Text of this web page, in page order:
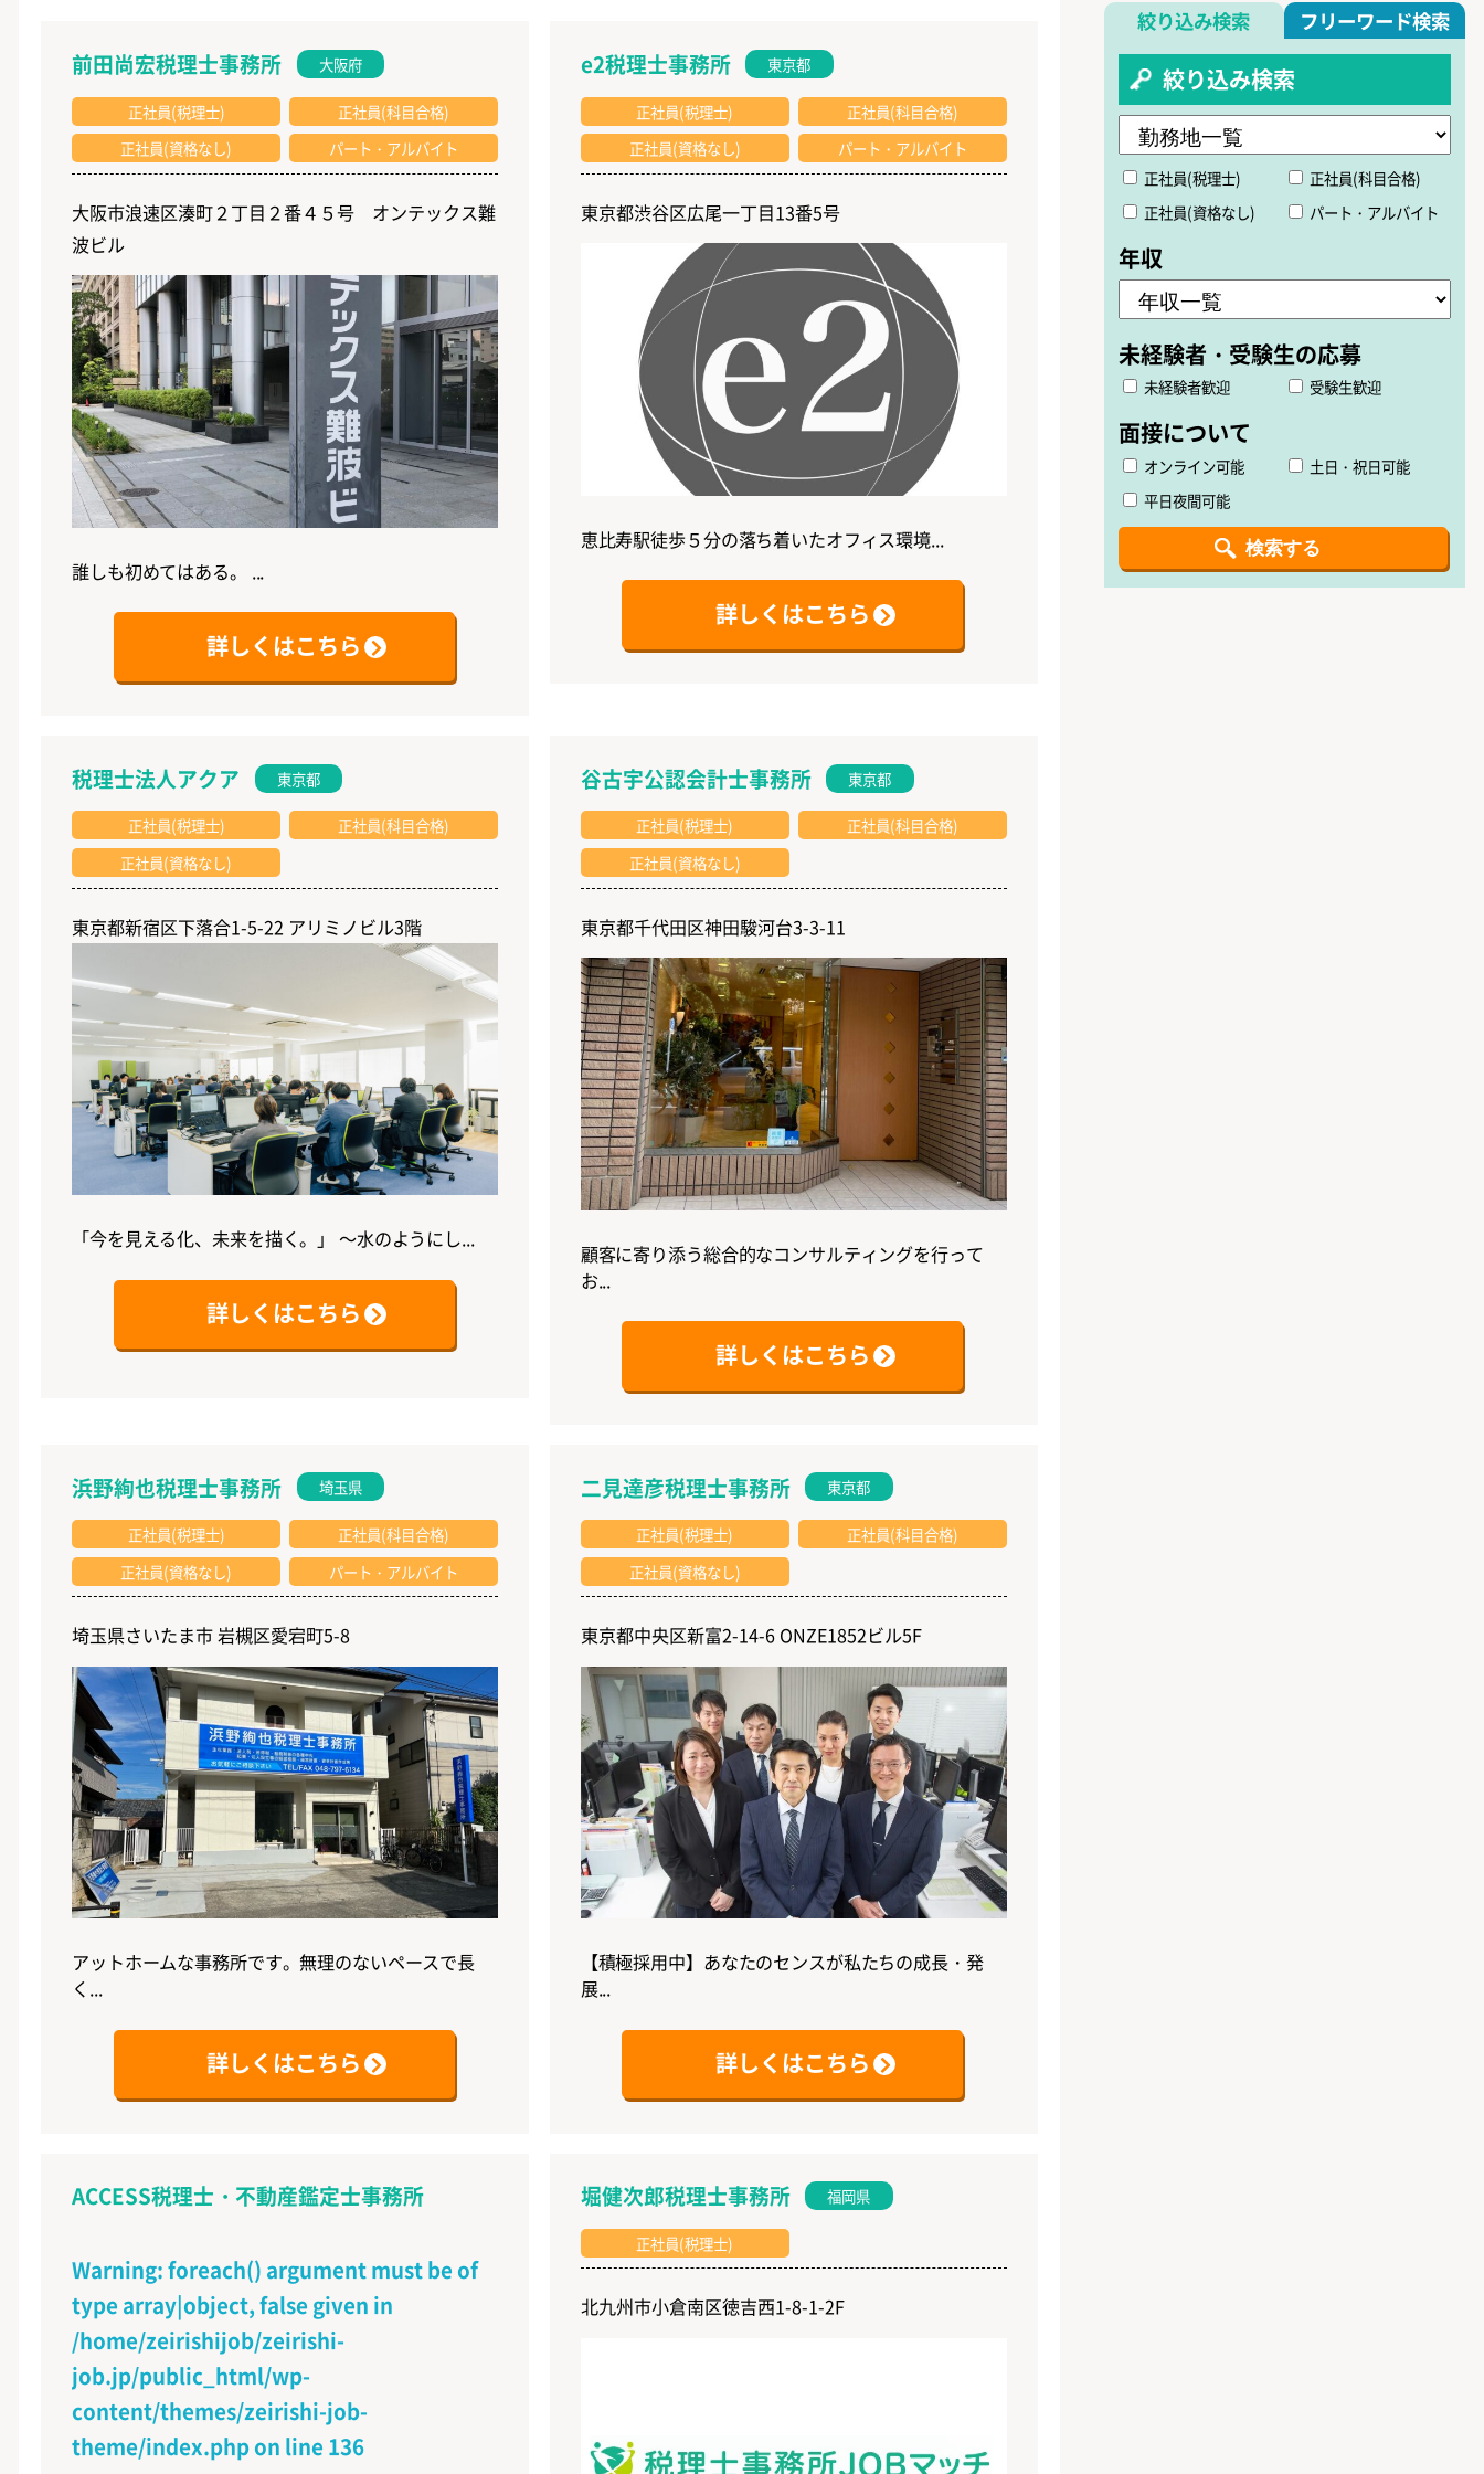
前田尚宏税理士事務所 大阪府
正社員(税理士)
正社員(科目合格)
正社員(資格なし)
パート・アルバイト
大阪市浪速区湊町２丁目２番４５号 オンテックス難
波ビル
誰しも初めてはある。 ...
詳しくはこちら
e2税理士事務所 東京都
正社員(税理士)
正社員(科目合格)
正社員(資格なし)
パート・アルバイト
東京都渋谷区広尾一丁目13番5号
恵比寿駅徒歩５分の落ち着いたオフィス環境...
詳しくはこちら
税理士法人アクア 東京都
正社員(税理士)
正社員(科目合格)
正社員(資格なし)
東京都新宿区下落合1-5-22 アリミノビル3階
「今を見える化、未来を描く。」 ～水のようにし...
詳しくはこちら
谷古宇公認会計士事務所 東京都
正社員(税理士)
正社員(科目合格)
正社員(資格なし)
東京都千代田区神田駿河台3-3-11
顧客に寄り添う総合的なコンサルティングを行って
お...
詳しくはこちら
浜野絢也税理士事務所 埼玉県
正社員(税理士)
正社員(科目合格)
正社員(資格なし)
パート・アルバイト
埼玉県さいたま市 岩槻区愛宕町5-8
アットホームな事務所です。無理のないペースで長
く...
詳しくはこちら
二見達彦税理士事務所 東京都
正社員(税理士)
正社員(科目合格)
正社員(資格なし)
東京都中央区新富2-14-6 ONZE1852ビル5F
【積極採用中】あなたのセンスが私たちの成長・発
展...
詳しくはこちら
ACCESS税理士・不動産鑑定士事務所
Warning: foreach() argument must be of
type array|object, false given in
/home/zeirishijob/zeirishi-
job.jp/public_html/wp-
content/themes/zeirishi-job-
theme/index.phpon line 136
堀健次郎税理士事務所 福岡県
正社員(税理士)
北九州市小倉南区徳吉西1-8-1-2F
絞り込み検索 フリーワード検索
絞り込み検索
正社員(税理士)
正社員(科目合格)
正社員(資格なし)
パート・アルバイト
未経験者歓迎 受験生歓迎
オンライン可能
土日・祝日可能
平日夜間可能